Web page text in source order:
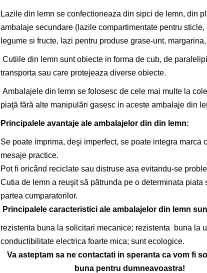
Lazile din lemn se confectioneaza din sipci de lemn, din
ambalaje secundare (lazile compartimentate pentru
legume si fructe, lazi pentru produse grase-unt,
Cutiile din lemn sunt obiecte in forma de cub, de
transporta sau care protejeaza diverse obiecte.
Ambalajele din lemn se folosesc de cele mai multe la
piaţă fără alte manipulări gasesc in aceste ambalaje din
Principalele avantaje ale ambalajelor din din lemn:
Se poate imprima, deşi imperfect, se poate integra
mesaje practice.
Pot fi oricând reciclate sau distruse asa evitandu-se
Cutia de lemn a reuşit să pătrunda pe o determinata
partea cumparatorilor.
Principalele caracteristici ale ambalajelor din lemn
rezistenta buna la solicitari mecanice; rezistenta buna la
conductibilitate electrica foarte mica; sunt ecologice.
Va asteptam sa ne contactati in speranta ca vom fi
buna pentru dumneavoastra!